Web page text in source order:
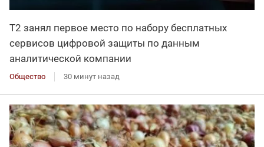
Т2 занял первое место по набору бесплатных
сервисов цифровой защиты по данным
аналитической компании
Общество 30 минут назад